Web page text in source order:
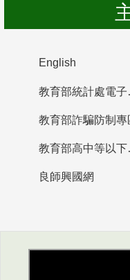
English
教
教育部詐騙防制專
教育
良師興國網